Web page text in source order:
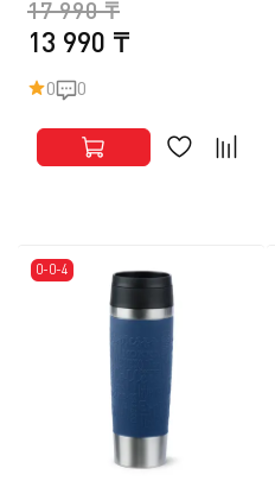
13 990 ₸
17 990 ₸
0 0
0-0-4